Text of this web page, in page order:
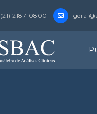
(21) 2187-0800